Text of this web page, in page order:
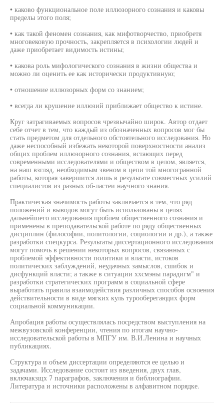
• каково функциональное поле иллюзорного сознания и каковы
пределы этого поля;
• как такой феномен сознания, как мифотворчество, приобретя
многовековую прочность, закрепляется в психологии людей и
даже приобретает видимость истины;
• какова роль мифологического сознания в жизни общества и
можно ли оценить ее как исторически продуктивную;
• отношение иллюзорных форм со знанием;
• всегда ли крушение иллюзий приближает общество к истине.
Круг затрагиваемых вопросов чрезвычайно широк. Автор отдает
себе отчет в тем, что каждый из обозначенных вопросов мог бы
стать предметом для отдельного обстоятельного исследования. Но
даже неспособный избежать некоторой поверхностности анализ
общих проблем иллюзорного сознания, встающих перед
современными исследователями и обществом в целом, является,
на наш взгляд, необходимым звеном в цепи той многогранной
работы, которая завершится лишь в результате совместных усилий
специалистов из разных об-ластеи научного знания.
Практическая значимость работы заключается в тем, что ряд
положений и выводов могут быть использованы в целях
дальнейшего исследования проблем общественного сознания и
применены в преподавательской работе по ряду общественных
дисциплин (философии, политологии, социологии и др.), а также
разработки спецкурса. Результаты диссертационного исследования
могут помочь в решении некоторых вопросов, связанных с
проблемой эффективности политики и власти, истоков
политических заблуждений, неудачных замыслов, сшибок и
дисфункций власти; а также в ситуации ххсмэны парадигм" и
разработки стратегических программ в социальной сфере
выработать правила взаимодействия различных способов освоения
действительности в виде мягких куль турооберегаюдих форм
социальной коммуникации.
Апробация работы осуществлялась посредством выступления на
межвузовской конференции, чтения по итогам научно-
исследовательской работы в МПГУ им. В.И.Ленина и научных
публикациях.
Структура и объем диссертации определяются ее целью и
задачами. Исследование состоит из введения, двух глав,
включакзщх 7 параграфов, заключения и библиографии.
Литература и источники расположены в алфавитном порядке.